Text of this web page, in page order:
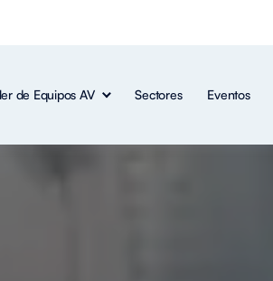
de Equipos AV Sectores Eventos